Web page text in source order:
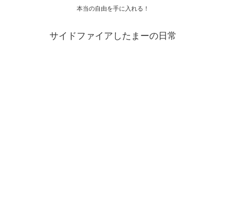
本当の自由を手に入れる！
サイドファイアしたまーの日常